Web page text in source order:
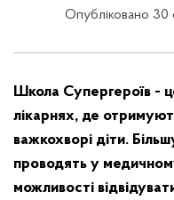
Опубліковано
Школа Супергероїв -
лікарнях, де
важкохворі діти.
проводять у
можливості